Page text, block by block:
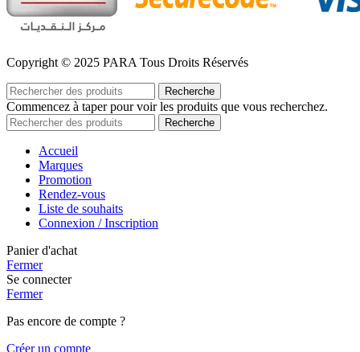
Copyright © 2025 PARA Tous Droits Réservés
Recherche
Commencez à taper pour voir les produits que vous recherchez.
Recherche
Accueil
Marques
Promotion
Rendez-vous
Liste de souhaits
Connexion / Inscription
Panier d'achat
Fermer
Se connecter
Fermer
Pas encore de compte ?
Créer un compte